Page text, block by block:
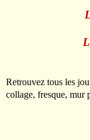
L
Retrouvez tous les
collage, fresque, mur